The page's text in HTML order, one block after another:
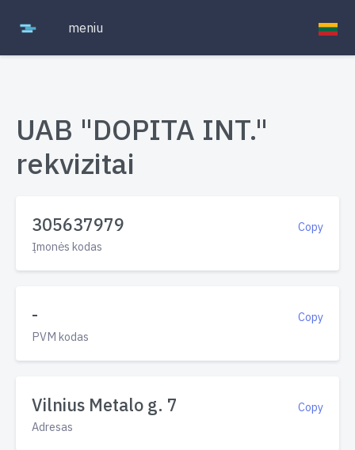
meniu
UAB "DOPITA INT."
rekvizitai
Copy
305637979
Įmonės kodas
Copy
-
PVM kodas
Copy
Vilnius Metalo g. 7
Adresas